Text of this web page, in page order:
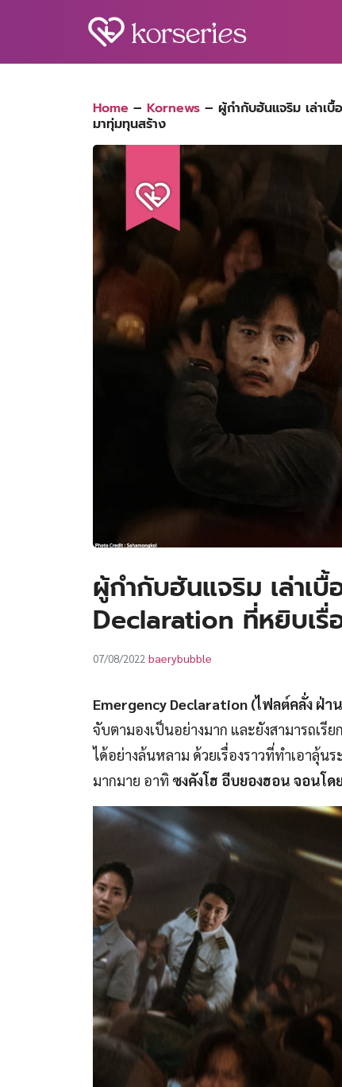
Home – Kornews – ผู้กำกับฮันแจริม เล่าเ
มาทุ่มทุนสร้าง
ผู้กำกับฮันแจริม เล่าเ
Declaration ที่หยิบเ
07/08/2022 baerybubble
Emergency Declaration (ไฟลต์คลั่ง ฝ่า
จับตามองเป็นอย่างมาก และยังสามารถเรี
ได้อย่างล้นหลาม ด้วยเรื่องราวที่ทำเอาลุ้
มากมาย อาทิ ซงคังโฮ อีบยองฮอน จอนโ